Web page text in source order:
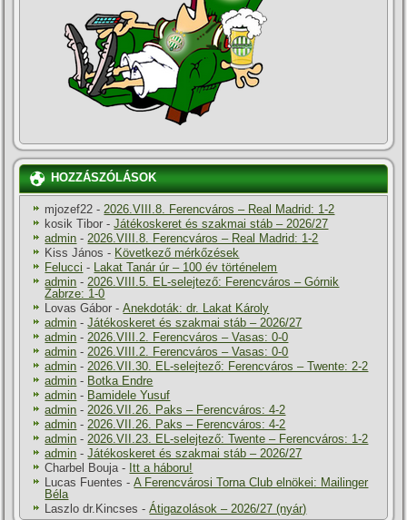
HOZZÁSZÓLÁSOK
mjozef22 -2026.VIII.8. Ferencváros – Real Madrid: 1-2
kosik Tibor -Játékoskeret és szakmai stáb – 2026/27
admin -2026.VIII.8. Ferencváros – Real Madrid: 1-2
Kiss János - Következő mérkőzések
Felucci - Lakat Tanár úr – 100 év történelem
admin -2026.VIII.5. EL-selejtező: Ferencváros – Górnik
Zabrze: 1-0
Lovas Gábor -Anekdoták: dr. Lakat Károly
admin -Játékoskeret és szakmai stáb – 2026/27
admin -2026.VIII.2. Ferencváros – Vasas: 0-0
admin -2026.VIII.2. Ferencváros – Vasas: 0-0
admin -2026.VII.30. EL-selejtező: Ferencváros – Twente: 2-2
admin - Botka Endre
admin - Bamidele Yusuf
admin -2026.VII.26. Paks – Ferencváros: 4-2
admin -2026.VII.26. Paks – Ferencváros: 4-2
admin -2026.VII.23. EL-selejtező: Twente – Ferencváros: 1-2
admin -Játékoskeret és szakmai stáb – 2026/27
Charbel Bouja- Itt a háboru!
Lucas Fuentes -A Ferencvárosi Torna Club elnökei: Mailinger
Béla
Laszlo dr.Kincses -Átigazolások – 2026/27 (nyár)